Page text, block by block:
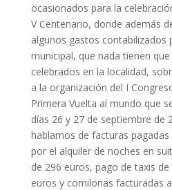
ocasionados para la
V Centenario, donde además
algunos gastos contabilizados
municipal, que nada tienen
celebrados en la localidad,
a la organización del I
Primera Vuelta al mundo que
días 26 y 27 de septiembre de
hablamos de facturas
por el alquiler de noches en
de 296 euros, pago de taxis
euros y comilonas facturadas